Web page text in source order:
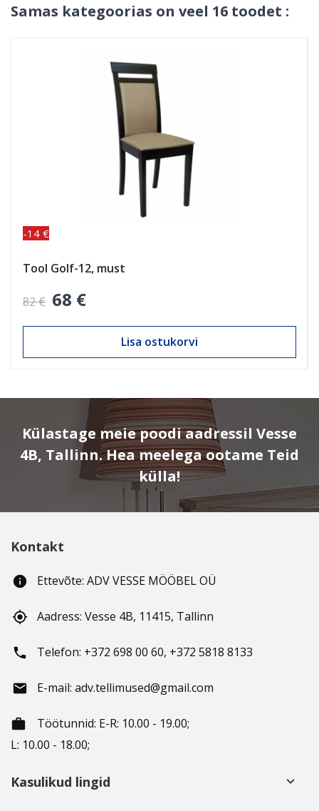
AINULT INTERNETIS
Samas kategoorias on veel 16 toodet :
-14 €
Tool Golf-12, must
82 € 68 €
Lisa ostukorvi
Külastage meie poodi aadressil Vesse
4B, Tallinn. Hea meelega ootame Teid
külla!
Kontakt
info Ettevõte: ADV VESSE MÖÖBEL OÜ
gps_fixed Aadress: Vesse 4B, 11415, Tallinn
phone Telefon: +372 698 00 60, +372 5818 8133
email E-mail: adv.tellimused@gmail.com
working_hours
Töötunnid: E-R: 10.00 - 19.00;
L: 10.00 - 18.00;
Kasulikud lingid keyboard_arrow_down